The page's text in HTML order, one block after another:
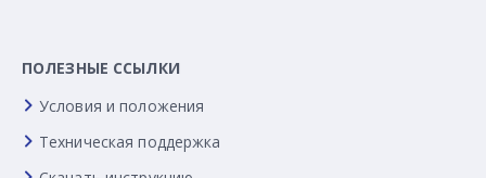
ПОЛЕЗНЫЕ ССЫЛКИ
Условия и положения
Техническая поддержка